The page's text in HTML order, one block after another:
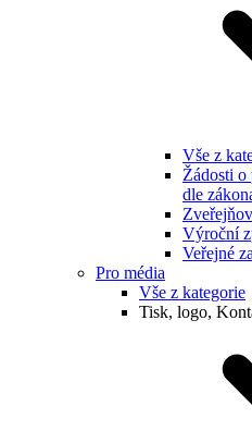
Vše z
Žádosti o
dle
Výroční
Veřejné
Pro média
Vše z kategorie
Tisk, logo,